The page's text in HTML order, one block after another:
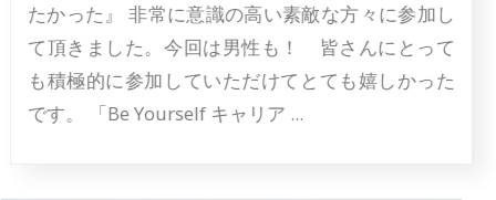
たかった』 非常に意識の高い素敵な方々に参加し
て頂きました。今回は男性も！ 皆さんにとって
も積極的に参加していただけてとても嬉しかった
です。 「Be Yourself キャリア ...